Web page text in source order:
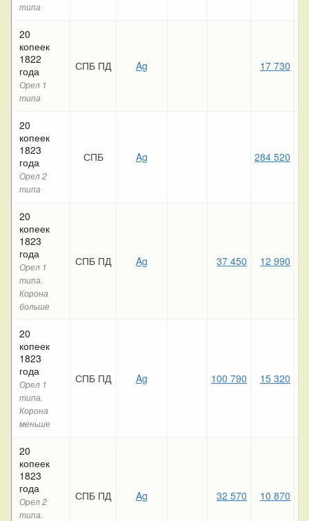
типа
20
копеек
1822
года
Орел 1
типа
СПБ ПД Ag 17 730
20
копеек
1823
года
Орел 2
типа
СПБ Ag 284 520
20
копеек
1823
года
Орел 1
типа.
Корона
больше
СПБ ПД Ag 37 450 12 990
20
копеек
1823
года
Орел 1
типа.
Корона
меньше
СПБ ПД Ag 100 790 15 320
20
копеек
1823
года
Орел 2
типа.
СПБ ПД Ag 32 570 10 870